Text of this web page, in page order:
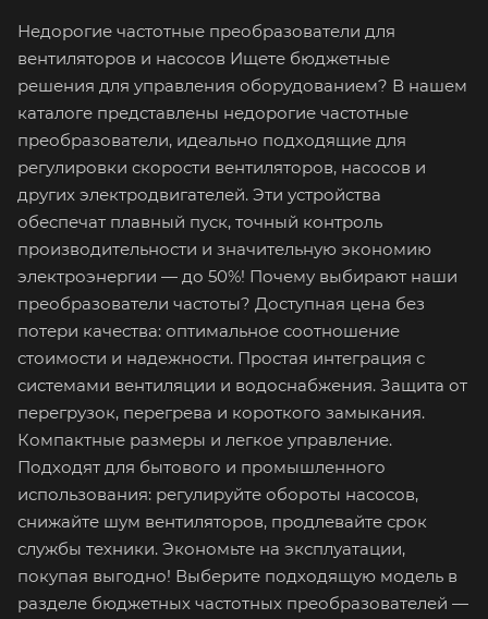
Недорогие частотные преобразователи для
вентиляторов и насосов Ищете бюджетные
решения для управления оборудованием? В нашем
каталоге представлены недорогие частотные
преобразователи, идеально подходящие для
регулировки скорости вентиляторов, насосов и
других электродвигателей. Эти устройства
обеспечат плавный пуск, точный контроль
производительности и значительную экономию
электроэнергии — до 50%! Почему выбирают наши
преобразователи частоты? Доступная цена без
потери качества: оптимальное соотношение
стоимости и надежности. Простая интеграция с
системами вентиляции и водоснабжения. Защита от
перегрузок, перегрева и короткого замыкания.
Компактные размеры и легкое управление.
Подходят для бытового и промышленного
использования: регулируйте обороты насосов,
снижайте шум вентиляторов, продлевайте срок
службы техники. Экономьте на эксплуатации,
покупая выгодно! Выберите подходящую модель в
разделе бюджетных частотных преобразователей —